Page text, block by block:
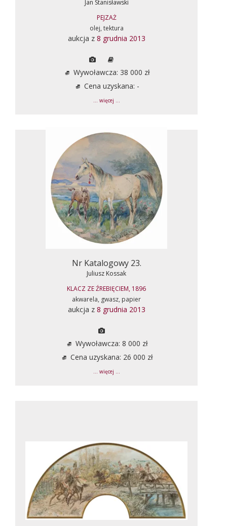
Jan Stanisławski
PEJZAŻ
olej, tektura
aukcja z 8 grudnia 2013
Wywoławcza: 38 000 zł
Cena uzyskana: -
... więcej ...
Nr Katalogowy 23.
Juliusz Kossak
KLACZ ZE ŹREBIĘCIEM, 1896
akwarela, gwasz, papier
aukcja z 8 grudnia 2013
Wywoławcza: 8 000 zł
Cena uzyskana: 26 000 zł
... więcej ...